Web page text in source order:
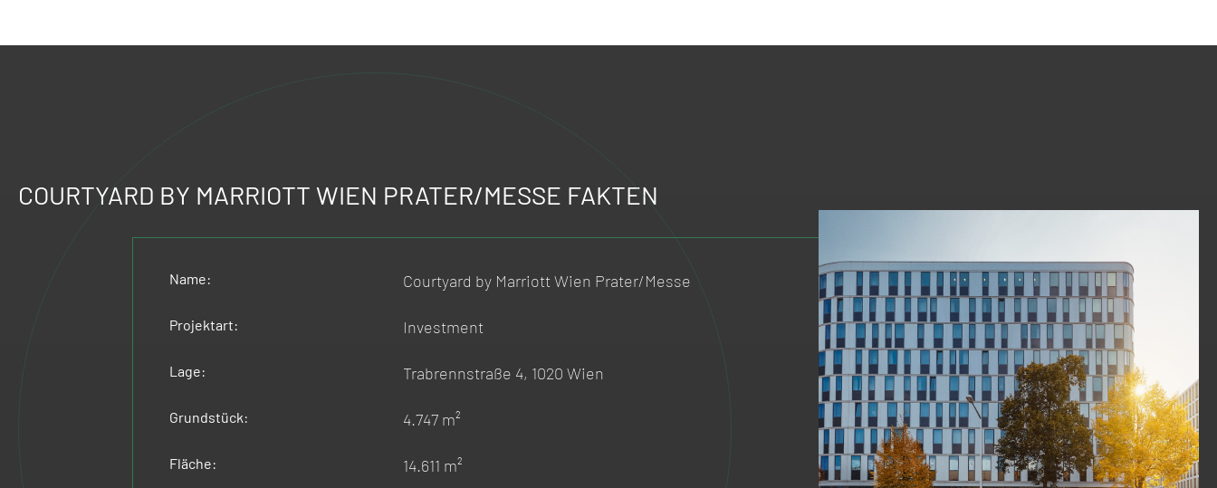
COURTYARD BY MARRIOTT WIEN PRATER/MESSE FAKTEN
Name: Courtyard by Marriott Wien Prater/Messe
Projektart: Investment
Lage: Trabrennstraße 4, 1020 Wien
Grundstück: 4.747 m²
Fläche: 14.611 m²